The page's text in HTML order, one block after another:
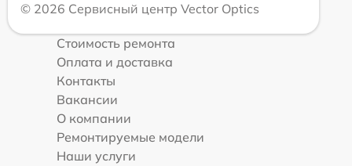
© 2026 Сервисный центр Vector Optics
Стоимость ремонта
Оплата и доставка
Контакты
Вакансии
О компании
Ремонтируемые модели
Наши услуги